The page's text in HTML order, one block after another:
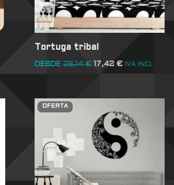
Tortuga tribal
DESDE 26,14€ 17,42 € IVA INCL
OFERTA